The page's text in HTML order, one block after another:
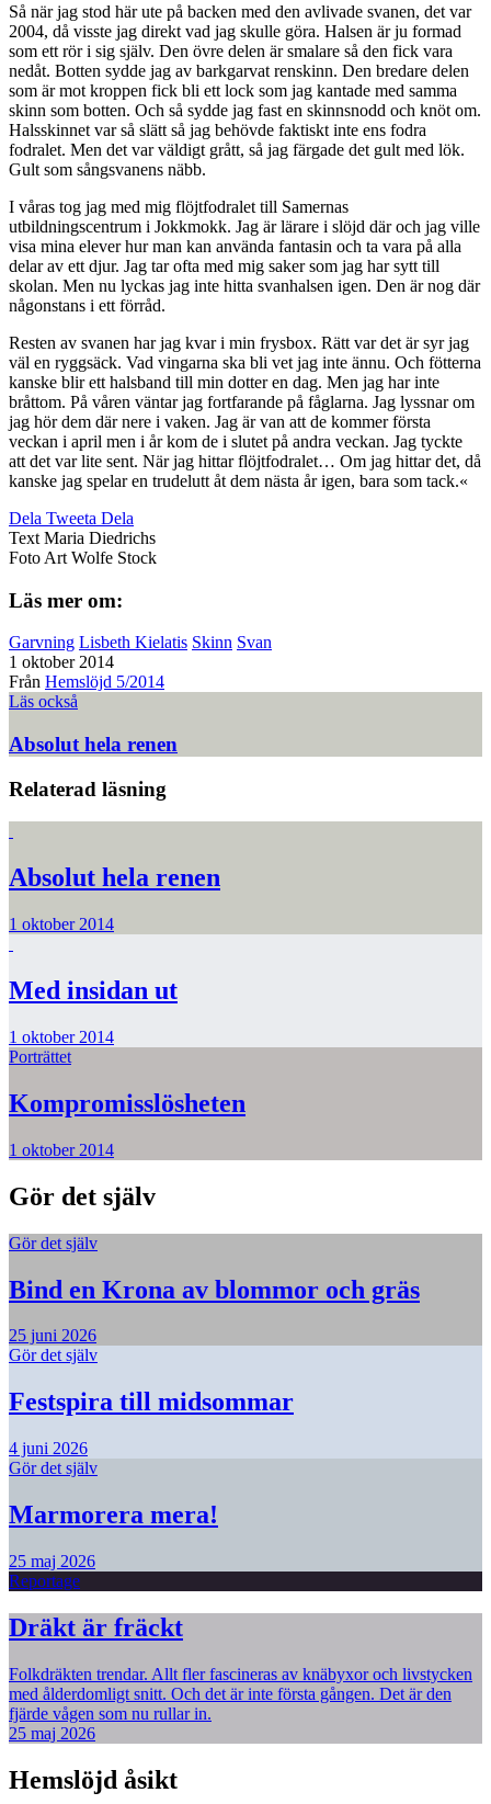
Så när jag stod här ute på backen med den avlivade svanen, det var
2004, då visste jag direkt vad jag skulle göra. Halsen är ju formad
som ett rör i sig själv. Den övre delen är smalare så den fick vara
nedåt. Botten sydde jag av barkgarvat renskinn. Den bredare delen
som är mot kroppen fick bli ett lock som jag kantade med samma
skinn som botten. Och så sydde jag fast en skinnsnodd och knöt om.
Halsskinnet var så slätt så jag behövde faktiskt inte ens fodra
fodralet. Men det var väldigt grått, så jag färgade det gult med lök.
Gult som sångsvanens näbb.
I våras tog jag med mig flöjtfodralet till Samernas
utbildningscentrum i Jokkmokk. Jag är lärare i slöjd där och jag ville
visa mina elever hur man kan använda fantasin och ta vara på alla
delar av ett djur. Jag tar ofta med mig saker som jag har sytt till
skolan. Men nu lyckas jag inte hitta svanhalsen igen. Den är nog där
någonstans i ett förråd.
Resten av svanen har jag kvar i min frysbox. Rätt var det är syr jag
väl en ryggsäck. Vad vingarna ska bli vet jag inte ännu. Och fötterna
kanske blir ett halsband till min dotter en dag. Men jag har inte
bråttom. På våren väntar jag fortfarande på fåglarna. Jag lyssnar om
jag hör dem där nere i vaken. Jag är van att de kommer första
veckan i april men i år kom de i slutet på andra veckan. Jag tyckte
att det var lite sent. När jag hittar flöjtfodralet… Om jag hittar det, då
kanske jag spelar en trudelutt åt dem nästa år igen, bara som tack.«
Dela Tweeta Dela
Text Maria Diedrichs
Foto Art Wolfe Stock
Läs mer om:
Garvning Lisbeth Kielatis Skinn Svan
1 oktober 2014
Från Hemslöjd 5/2014
Läs också
Absolut hela renen
Relaterad läsning
Absolut hela renen
1 oktober 2014
Med insidan ut
1 oktober 2014
Porträttet
Kompromisslösheten
1 oktober 2014
Gör det själv
Gör det själv
Bind en Krona av blommor och gräs
25 juni 2026
Gör det själv
Festspira till midsommar
4 juni 2026
Gör det själv
Marmorera mera!
25 maj 2026
Reportage
Dräkt är fräckt
Folkdräkten trendar. Allt fler fascineras av knäbyxor och livstycken
med ålderdomligt snitt. Och det är inte första gången. Det är den
fjärde vågen som nu rullar in.
25 maj 2026
Hemslöjd åsikt